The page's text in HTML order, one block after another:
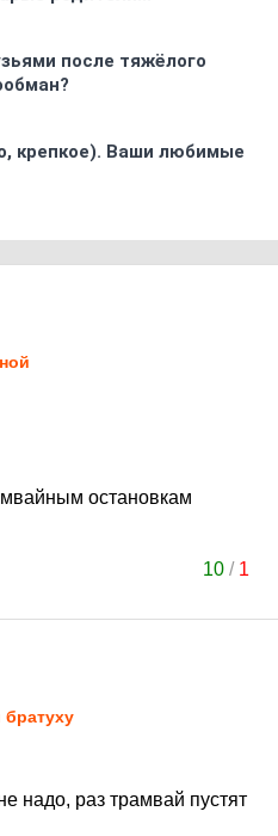
после тяжёлого
крепкое). Ваши любимые
остановкам
10 / 1
братуху
надо, раз трамвай пустят